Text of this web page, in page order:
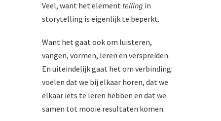
Veel, want het element telling in
storytelling is eigenlijk te beperkt.
Want het gaat ook om luisteren,
vangen, vormen, leren en verspreiden.
En uiteindelijk gaat het om verbinding:
voelen dat we bij elkaar horen, dat we
elkaar iets te leren hebben en dat we
samen tot mooie resultaten komen.